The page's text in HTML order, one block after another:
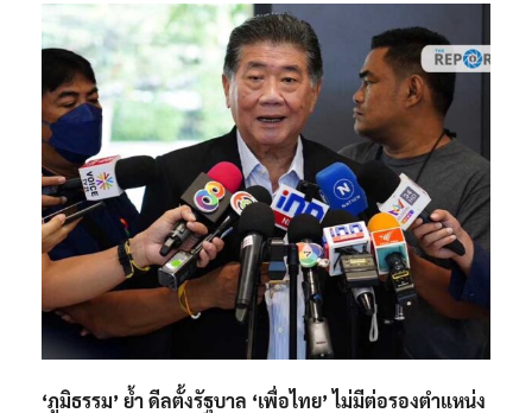
‘ภูมิธรรม’ ย้ำ ดีลตั้งรัฐบาล ‘เพื่อไทย’ ไม่มีต่อรองตำแหน่ง